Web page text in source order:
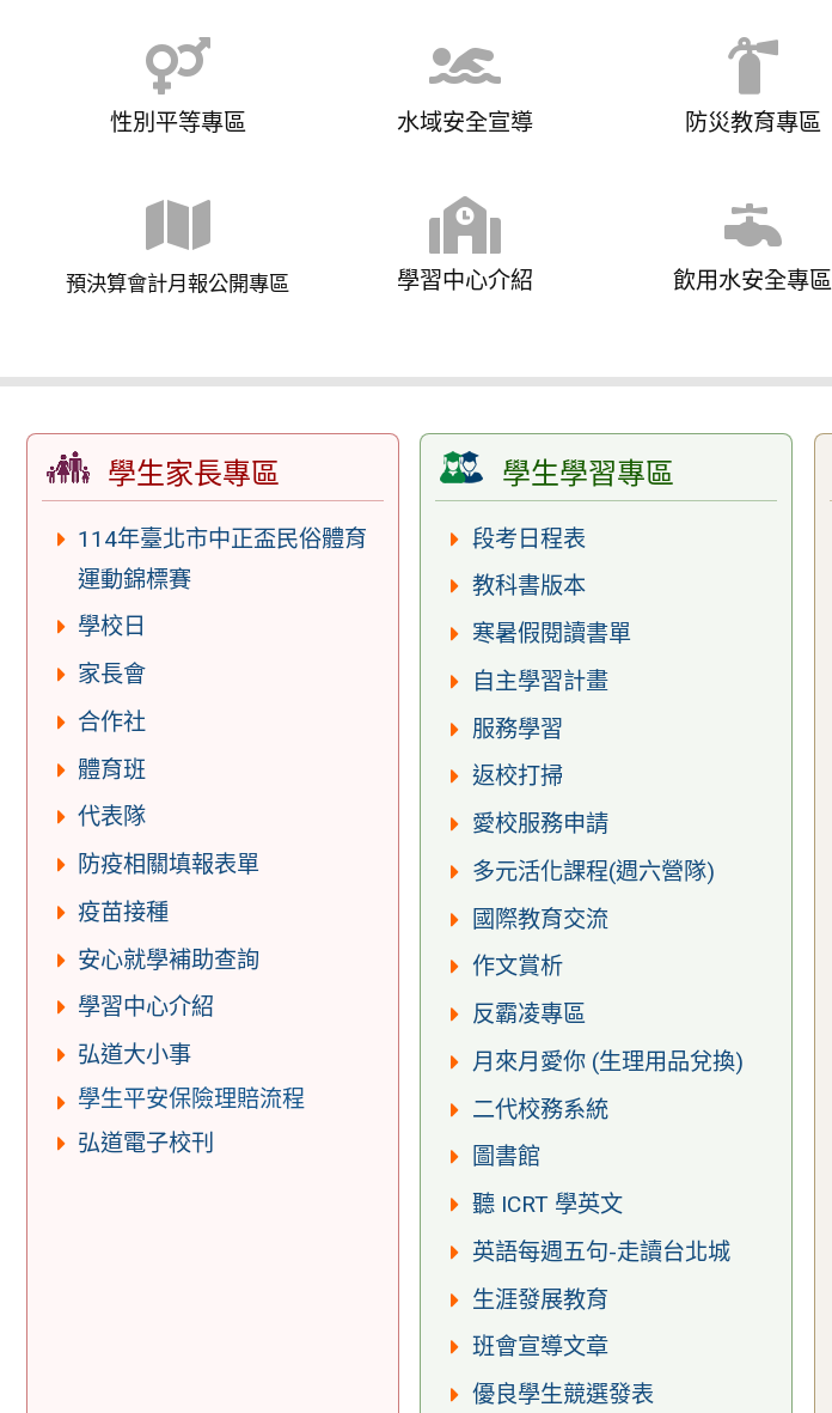
性別平等專區 水域安全宣導 防災教育專區
預決算會計月報公開專區 學習中心介紹 飲用水安全專區
學生家長專區
114年臺北市中正盃民俗體育
運動錦標賽
學校日
家長會
合作社
體育班
代表隊
防疫相關填報表單
疫苗接種
安心就學補助查詢
學習中心介紹
弘道大小事
學生平安保險理賠流程
弘道電子校刊
學生學習專區
段考日程表
教科書版本
寒暑假閱讀書單
自主學習計畫
服務學習
返校打掃
愛校服務申請
多元活化課程(週六營隊)
國際教育交流
作文賞析
反霸凌專區
月來月愛你 (生理用品兌換)
二代校務系統
圖書館
聽 ICRT 學英文
英語每週五句-走讀台北城
生涯發展教育
班會宣導文章
優良學生競選發表